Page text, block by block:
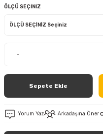
ÖLÇÜ SEÇİNİZ
-
Sepete Ekle
Yorum Yaz Arkadaşına Öner